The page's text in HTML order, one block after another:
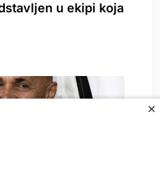
✕
u ekipi koja